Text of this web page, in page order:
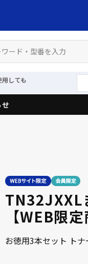
しても
TN32JXXL
【WEB限定
お徳用3本セット ト